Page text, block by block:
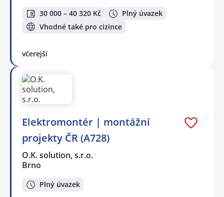
30 000 – 40 320 Kč
Plný úvazek
Vhodné také pro cizince
včerejší
Elektromontér | montážní
projekty ČR (A728)
O.K. solution, s.r.o.
Brno
Plný úvazek